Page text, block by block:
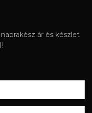
ár és készlet